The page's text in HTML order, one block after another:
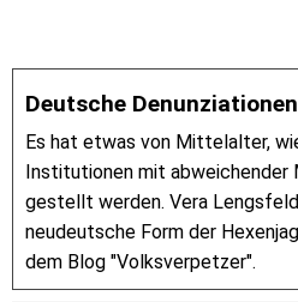
Deutsche
Es hat etwas von Mittelalter,
Institutionen mit abweichender
gestellt werden. Vera
neudeutsche Form der
dem Blog "Volksverpetzer".